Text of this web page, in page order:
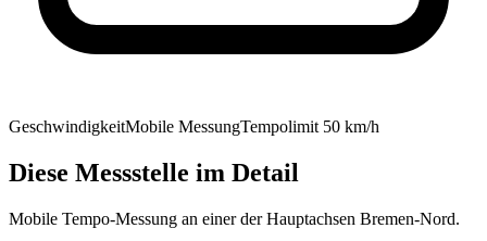
GeschwindigkeitMobile MessungTempolimit 50 km/h
Diese Messstelle im Detail
Mobile Tempo-Messung an einer der Hauptachsen Bremen-Nord.